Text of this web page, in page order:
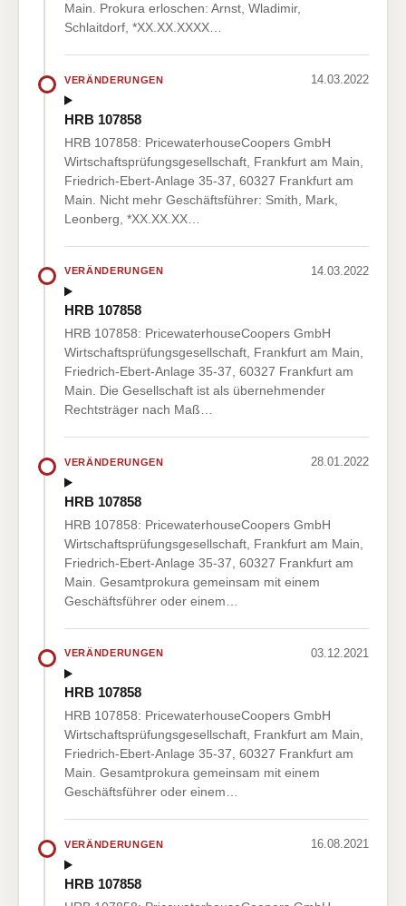
Main. Prokura erloschen: Arnst, Wladimir,
Schlaitdorf, *XX.XX.XXXX…
VERÄNDERUNGEN 14.03.2022
HRB 107858
HRB 107858: PricewaterhouseCoopers GmbH
Wirtschaftsprüfungsgesellschaft, Frankfurt am Main,
Friedrich-Ebert-Anlage 35-37, 60327 Frankfurt am
Main. Nicht mehr Geschäftsführer: Smith, Mark,
Leonberg, *XX.XX.XX…
VERÄNDERUNGEN 14.03.2022
HRB 107858
HRB 107858: PricewaterhouseCoopers GmbH
Wirtschaftsprüfungsgesellschaft, Frankfurt am Main,
Friedrich-Ebert-Anlage 35-37, 60327 Frankfurt am
Main. Die Gesellschaft ist als übernehmender
Rechtsträger nach Maß…
VERÄNDERUNGEN 28.01.2022
HRB 107858
HRB 107858: PricewaterhouseCoopers GmbH
Wirtschaftsprüfungsgesellschaft, Frankfurt am Main,
Friedrich-Ebert-Anlage 35-37, 60327 Frankfurt am
Main. Gesamtprokura gemeinsam mit einem
Geschäftsführer oder einem…
VERÄNDERUNGEN 03.12.2021
HRB 107858
HRB 107858: PricewaterhouseCoopers GmbH
Wirtschaftsprüfungsgesellschaft, Frankfurt am Main,
Friedrich-Ebert-Anlage 35-37, 60327 Frankfurt am
Main. Gesamtprokura gemeinsam mit einem
Geschäftsführer oder einem…
VERÄNDERUNGEN 16.08.2021
HRB 107858